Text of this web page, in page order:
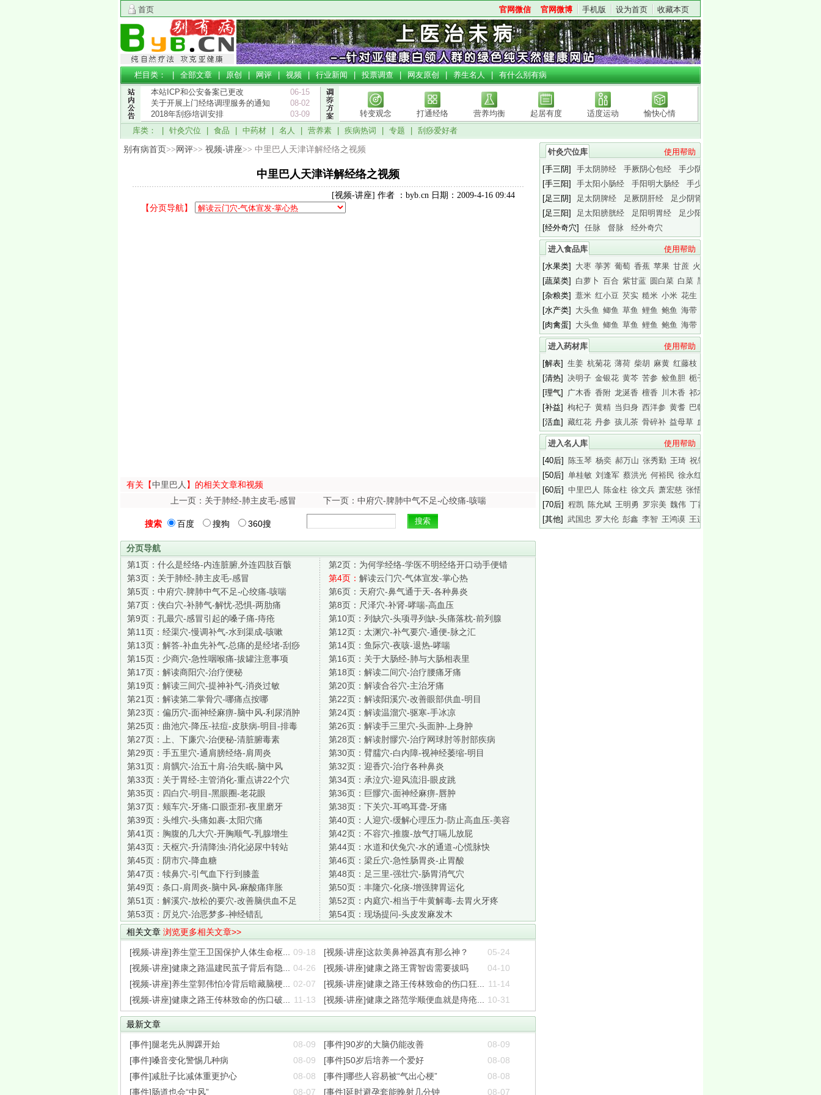
首页 官网微信 官网微博 手机版 设为首页 收藏本页
栏目类： |全部文章|原创|网评|视频|行业新闻|投票调查|网友原创|养生名人|有什么别有病
本站ICP和公安备案已更改
06-15
关于开展上门经络调理服务的通知
08-02
2018年刮痧培训安排
03-09 转变观念 打通经络 营养均衡 起居有度 适度运动
愉快心情
库类： | 针灸穴位 食品 中药材 名人 营养素 疾病热词 专题 刮痧爱好者
别有病首页>> 网评>> 视频-讲座>> 中里巴人天津详解经络之视频
中里巴人天津详解经络之视频
[视频-讲座] 作者 ：byb.cn 日期：2009-4-16 09:44
【分页导航】
有关【中里巴人 】的相关文章和视频
上一页：关于肺经-肺主皮毛-感冒
下一页：中府穴-脾肺中气不足-心绞痛-咳喘
搜索 百度 搜狗 360搜
分页导航
第1页： 什么是经络-内连脏腑,外连四肢百骸 第2页： 为何学经络-学医不明经络开口动手便错
第3页： 关于肺经-肺主皮毛-感冒 第4页： 解读云门穴-气体宣发-掌心热
第5页： 中府穴-脾肺中气不足-心绞痛-咳喘 第6页： 天府穴-鼻气通于天-各种鼻炎
第7页： 侠白穴-补肺气-解忧-恐惧-两肋痛 第8页： 尺泽穴-补肾-哮喘-高血压
第9页： 孔最穴-感冒引起的嗓子痛-痔疮 第10页： 列缺穴-头项寻列缺-头痛落枕-前列腺
第11页： 经渠穴-慢调补气-水到渠成-咳嗽 第12页： 太渊穴-补气要穴-通便-脉之汇
第13页： 解答-补血先补气-总痛的是经堵-刮痧 第14页： 鱼际穴-夜咳-退热-哮喘
第15页： 少商穴-急性咽喉痛-拔罐注意事项 第16页： 关于大肠经-肺与大肠相表里
第17页： 解读商阳穴-治疗便秘 第18页： 解读二间穴-治疗腰痛牙痛
第19页： 解读三间穴-提神补气-消炎过敏 第20页： 解读合谷穴-主治牙痛
第21页： 解读第二掌骨穴-哪痛点按哪 第22页： 解读阳溪穴-改善眼部供血-明目
第23页： 偏历穴-面神经麻痹-脑中风-利尿消肿 第24页： 解读温溜穴-驱寒-手冰凉
第25页： 曲池穴-降压-祛痘-皮肤病-明目-排毒 第26页： 解读手三里穴-头面肿-上身肿
第27页：
上、下廉穴-治便秘-清脏腑毒素 第28页： 解读肘髎穴-治疗网球肘等肘部疾病
第29页： 手五里穴-通肩膀经络-肩周炎 第30页： 臂臑穴-白内障-视神经萎缩-明目
第31页： 肩髃穴-治五十肩-治失眠-脑中风 第32页： 迎香穴-治疗各种鼻炎
第33页： 关于胃经-主管消化-重点讲22个穴 第34页： 承泣穴-迎风流泪-眼皮跳
第35页： 四白穴-明目-黑眼圈-老花眼 第36页： 巨髎穴-面神经麻痹-唇肿
第37页： 颊车穴-牙痛-口眼歪邪-夜里磨牙 第38页： 下关穴-耳鸣耳聋-牙痛
第39页： 头维穴-头痛如裹-太阳穴痛 第40页： 人迎穴-缓解心理压力-防止高血压-美容
第41页： 胸腹的几大穴-开胸顺气-乳腺增生 第42页： 不容穴-推腹-放气打嗝儿放屁
第43页： 天枢穴-升清降浊-消化泌尿中转站 第44页： 水道和伏兔穴-水的通道-心慌脉快
第45页： 阴市穴-降血糖 第46页： 梁丘穴-急性肠胃炎-止胃酸
第47页： 犊鼻穴-引气血下行到膝盖 第48页： 足三里-强壮穴-肠胃消气穴
第49页： 条口-肩周炎-脑中风-麻酸痛痒胀 第50页： 丰隆穴-化痰-增强脾胃运化
第51页： 解溪穴-放松的要穴-改善脑供血不足 第52页： 内庭穴-相当于牛黄解毒-去胃火牙疼
第53页： 厉兑穴-治恶梦多-神经错乱 第54页： 现场提问-头皮发麻发木
相关文章 浏览更多相关文章>>
[视频-讲座]养生堂王卫国保护人体生命枢... 09-18 [视频-讲座]这款美鼻神器真有那么神？
05-24
[视频-讲座]健康之路温建民茧子背后有隐...
04-26 [视频-讲座]健康之路王霄智齿需要拔吗
04-10
[视频-讲座]养生堂郭伟怕冷背后暗藏脑梗...
02-07 [视频-讲座]健康之路王传林致命的伤口狂...
11-14
[视频-讲座]健康之路王传林致命的伤口破...
11-13 [视频-讲座]健康之路范学顺便血就是痔疮... 10-31
最新文章
[事件]腿老先从脚踝开始 08-09 [事件]90岁的大脑仍能改善
08-09
[事件]嗓音变化警惕几种病
08-09 [事件]50岁后培养一个爱好
08-08
[事件]减肚子比减体重更护心
08-08 [事件]哪些人容易被“气出心梗”
08-08
[事件]肠道也会“中风”
08-07 [事件]延时避孕套能晚射几分钟 08-07
针灸穴位库
使用帮助
[手三阴]
手太阴肺经 手厥阴心包经
手少阴心经
[手三阳]
手太阳小肠经 手阳明大肠经
手少阳三焦经
[足三阴]
足太阴脾经 足厥阴肝经
足少阴肾经
[足三阳]
足太阳膀胱经 足阳明胃经
足少阳胆经
[经外奇穴]
任脉 督脉 经外奇穴
进入食品库
使用帮助
[水果类]
大枣 荸荠 葡萄 香蕉 苹果 甘蔗 火龙果
[蔬菜类]
白萝卜 百合 紫甘蓝 圆白菜 白菜 黑木耳
[杂粮类] 薏米 红小豆 芡实 糙米 小米 花生
[水产类]
大头鱼 鲫鱼 草鱼 鲤鱼 鲍鱼 海带
[肉禽蛋]
大头鱼 鲫鱼 草鱼 鲤鱼 鲍鱼 海带
进入药材库
使用帮助
[解表] 生姜 杭菊花 薄荷 柴胡 麻黄 红藤枝
[清热] 决明子 金银花 黄芩 苦参 鲛鱼胆 栀子
[理气]
广木香 香附 龙涎香 檀香 川木香 祁木香
[补益] 枸杞子 黄精 当归身 西洋参 黄耆 巴戟天
[活血] 藏红花 丹参 孩儿茶 骨碎补 益母草 血竭
进入名人库
使用帮助
[40后]
陈玉琴 杨奕 郝万山 张秀勤 王琦 祝肇刚
[50后] 单桂敏 刘逢军 蔡洪光 何裕民 徐永红
[60后] 中里巴人 陈金柱 徐文兵 萧宏慈 张悟本
[70后] 程凯 陈允斌 王明勇 罗宗美 魏伟 丁霞
[其他] 武国忠 罗大伦 彭鑫 李智 王鸿谟 王连清